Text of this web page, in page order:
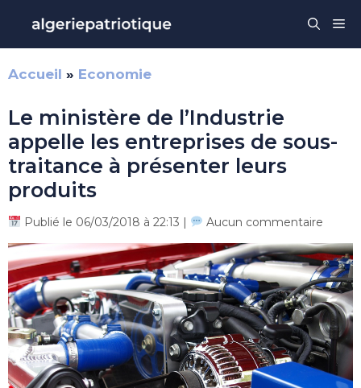
contenu
Accueil » Economie
Le ministère de l’Industrie
appelle les entreprises de sous-
traitance à présenter leurs
produits
Publié le 06/03/2018 à 22:13 | Aucun commentaire